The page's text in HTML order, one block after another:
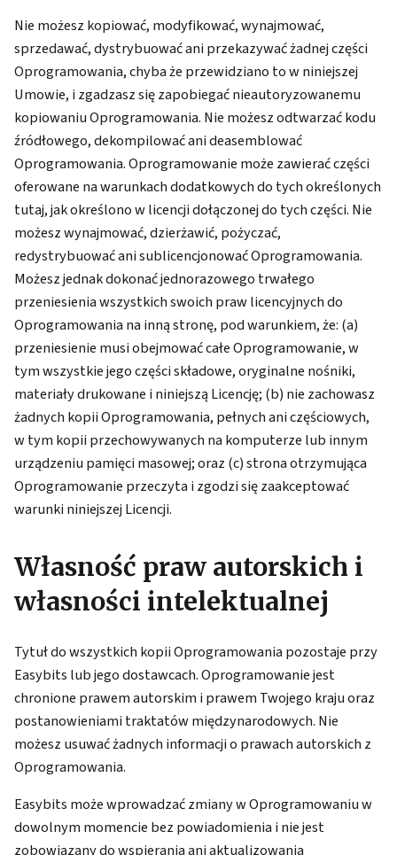
Nie możesz kopiować, modyfikować, wynajmować,
sprzedawać, dystrybuować ani przekazywać żadnej części
Oprogramowania, chyba że przewidziano to w niniejszej
Umowie, i zgadzasz się zapobiegać nieautoryzowanemu
kopiowaniu Oprogramowania. Nie możesz odtwarzać kodu
źródłowego, dekompilować ani deasemblować
Oprogramowania. Oprogramowanie może zawierać części
oferowane na warunkach dodatkowych do tych określonych
tutaj, jak określono w licencji dołączonej do tych części. Nie
możesz wynajmować, dzierżawić, pożyczać,
redystrybuować ani sublicencjonować Oprogramowania.
Możesz jednak dokonać jednorazowego trwałego
przeniesienia wszystkich swoich praw licencyjnych do
Oprogramowania na inną stronę, pod warunkiem, że: (a)
przeniesienie musi obejmować całe Oprogramowanie, w
tym wszystkie jego części składowe, oryginalne nośniki,
materiały drukowane i niniejszą Licencję; (b) nie zachowasz
żadnych kopii Oprogramowania, pełnych ani częściowych,
w tym kopii przechowywanych na komputerze lub innym
urządzeniu pamięci masowej; oraz (c) strona otrzymująca
Oprogramowanie przeczyta i zgodzi się zaakceptować
warunki niniejszej Licencji.
Własność praw autorskich i
własności intelektualnej
Tytuł do wszystkich kopii Oprogramowania pozostaje przy
Easybits lub jego dostawcach. Oprogramowanie jest
chronione prawem autorskim i prawem Twojego kraju oraz
postanowieniami traktatów międzynarodowych. Nie
możesz usuwać żadnych informacji o prawach autorskich z
Oprogramowania.
Easybits może wprowadzać zmiany w Oprogramowaniu w
dowolnym momencie bez powiadomienia i nie jest